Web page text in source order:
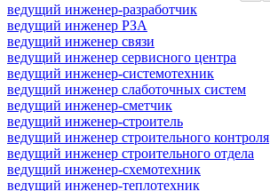
ведущий инженер-разработчик
ведущий инженер РЗА
ведущий инженер связи
ведущий инженер сервисного центра
ведущий инженер-системотехник
ведущий инженер слаботочных систем
ведущий инженер-сметчик
ведущий инженер-строитель
ведущий инженер строительного контроля
ведущий инженер строительного отдела
ведущий инженер-схемотехник
ведущий инженер-теплотехник